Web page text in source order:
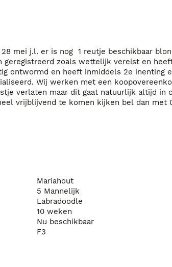
mei j.l. er is nog  1 reutje beschikbaar
geregistreerd zoals wettelijk vereist en
ontwormd en heeft inmiddels 2e inenting
Wij werken met een
verlaten maar dit gaat natuurlijk altijd in
vrijblijvend te komen kijken bel dan met
Mariahout
5 Mannelijk
Labradoodle
10 weken
Nu beschikbaar
F3